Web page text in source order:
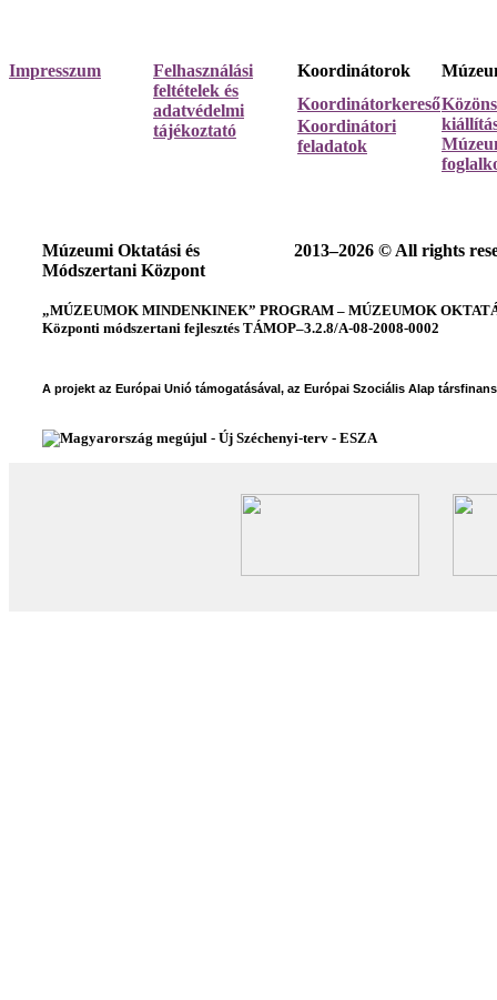
Impresszum
Felhasználási
feltételek és
adatvédelmi
tájékoztató
Koordinátorok
Koordinátorkereső
Koordinátori
feladatok
Múzeumi Oktatási és
Módszertani Központ
2013–2026 © All rights
„MÚZEUMOK MINDENKINEK” PROGRAM – MÚZEUMOK
Központi módszertani fejlesztés TÁMOP–3.2.8/A-08-2008-0002
A projekt az Európai Unió támogatásával, az Európai Szociális Alap